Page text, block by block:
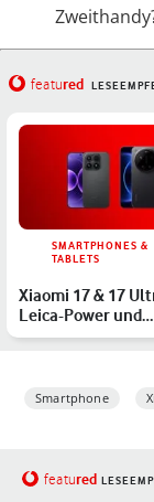
featured
SMARTPHONES &
TABLETS
Xiaomi 17 & 17
Leica-Power und
starkem Akku –
Smartphone
featured